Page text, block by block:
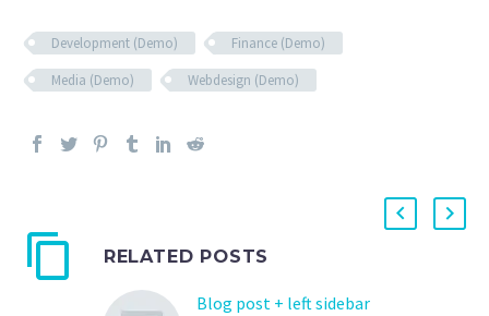
Development (Demo)
Finance (Demo)
Media (Demo)
Webdesign (Demo)
RELATED POSTS
Blog post + left sidebar